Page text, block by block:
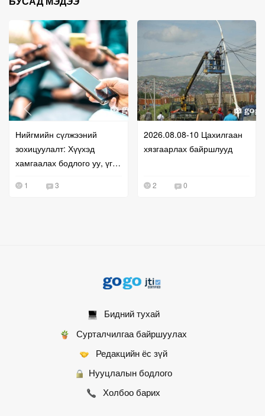
Нийгмийн сүлжээний
зохицуулалт: Хүүхэд
хамгаалах бодлого уу, үг
оролдлого уу?
1 3
2026.08.08-10 Цахилгаан
хязгаарлах байршлууд
2 0
Бидний тухай
Сурталчилгаа байршуулах
Редакцийн ёс зүй
Нууцлалын бодлого
Холбоо барих